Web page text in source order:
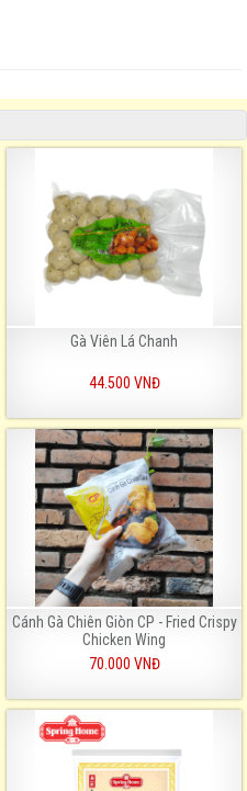
Gà Viên Lá Chanh
44.500 VNĐ
Cánh Gà Chiên Giòn CP - Fried Crispy
Chicken Wing
70.000 VNĐ